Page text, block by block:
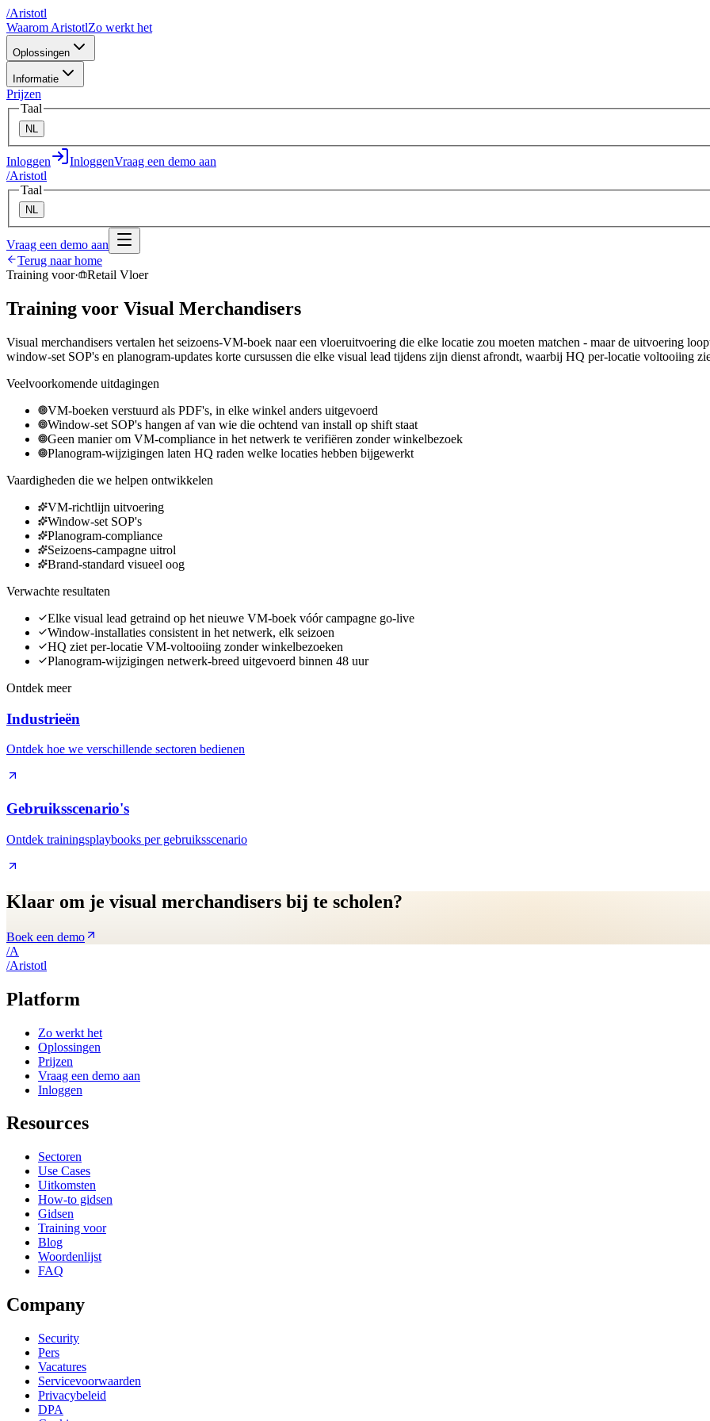
/Aristotl
Waarom AristotlZo werkt het
Oplossingen
Informatie
Prijzen
Taal
NL
Inloggen InloggenVraag een demo aan
/Aristotl
Taal
NL
Vraag een demo aan
Terug naar home
Training voor· Retail Vloer
Training voor Visual Merchandisers
Visual merchandisers vertalen het seizoens-VM-boek naar een vloeruitvoering die elke locatie zou moeten matchen - maar de uitvoering
window-set SOP's en planogram-updates korte cursussen die elke visual lead tijdens zijn dienst afrondt, waarbij HQ per-locatie voltooiing
Veelvoorkomende uitdagingen
VM-boeken verstuurd als PDF's, in elke winkel anders uitgevoerd
Window-set SOP's hangen af van wie die ochtend van install op shift staat
Geen manier om VM-compliance in het netwerk te verifiëren zonder winkelbezoek
Planogram-wijzigingen laten HQ raden welke locaties hebben bijgewerkt
Vaardigheden die we helpen ontwikkelen
VM-richtlijn uitvoering
Window-set SOP's
Planogram-compliance
Seizoens-campagne uitrol
Brand-standard visueel oog
Verwachte resultaten
Elke visual lead getraind op het nieuwe VM-boek vóór campagne go-live
Window-installaties consistent in het netwerk, elk seizoen
HQ ziet per-locatie VM-voltooiing zonder winkelbezoeken
Planogram-wijzigingen netwerk-breed uitgevoerd binnen 48 uur
Ontdek meer
Industrieën
Ontdek hoe we verschillende sectoren bedienen
Gebruiksscenario's
Ontdek trainingsplaybooks per gebruiksscenario
Klaar om je visual merchandisers bij te scholen?
Boek een demo
/A
/Aristotl
Platform
Zo werkt het
Oplossingen
Prijzen
Vraag een demo aan
Inloggen
Resources
Sectoren
Use Cases
Uitkomsten
How-to gidsen
Gidsen
Training voor
Blog
Woordenlijst
FAQ
Company
Security
Pers
Vacatures
Servicevoorwaarden
Privacybeleid
DPA